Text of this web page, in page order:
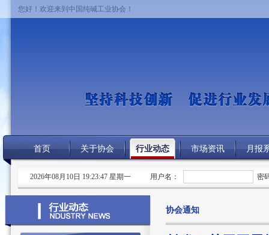
您好！欢迎来到中国纯碱工业协会！
首页 关于协会 行业动态 市场资讯 月报
2026年08月10日 19:23:47 星期一 用户名： 密
协会通知